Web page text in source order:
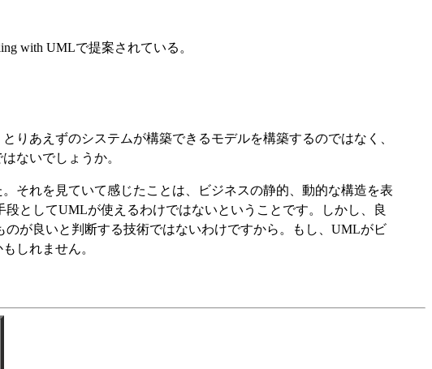
with UMLで提案されている。
りあえずのシステムが構築できるモデルを構築するのではなく、
ないでしょうか。
それを見ていて感じたことは、ビジネスの静的、動的な構造を表
としてUMLが使えるわけではないということです。しかし、良
が良いと判断する技術ではないわけですから。もし、UMLがビ
しれません。